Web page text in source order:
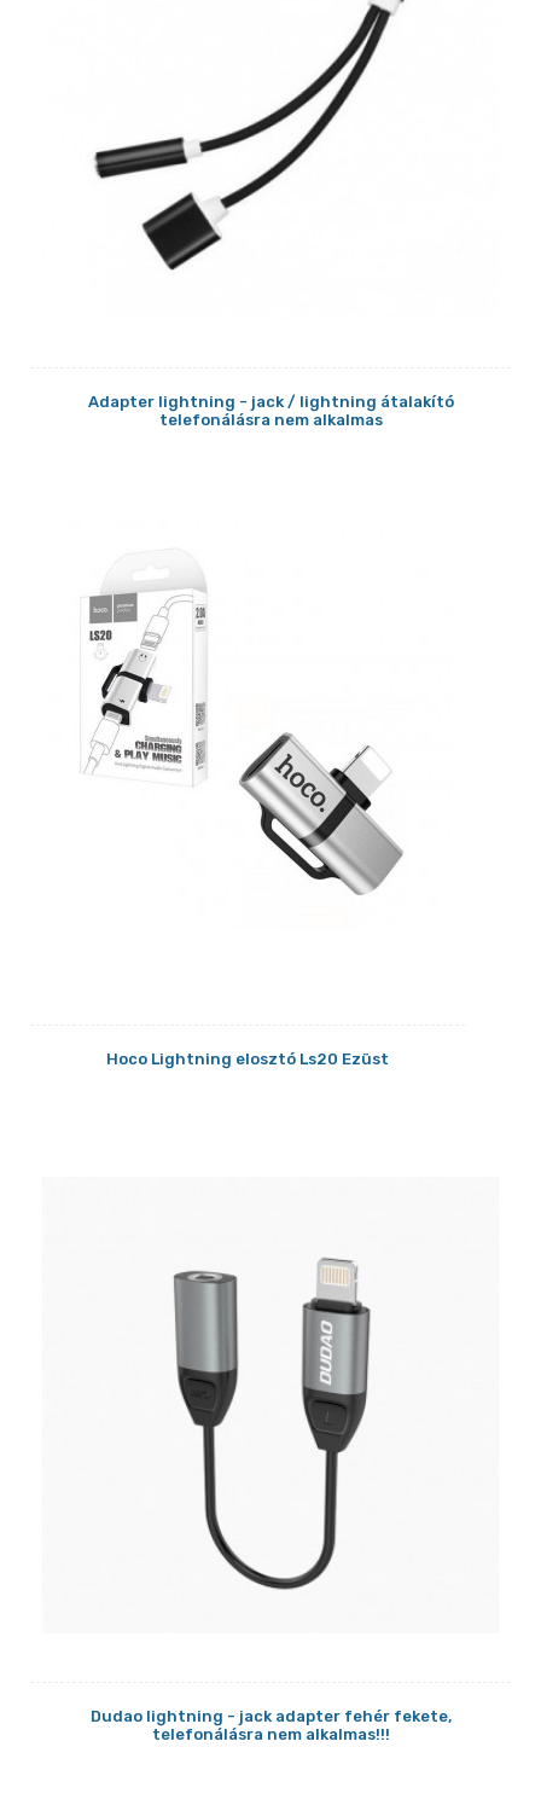
Adapter lightning - jack / lightning átalakító
telefonálásra nem alkalmas
Hoco Lightning elosztó Ls20 Ezüst
Dudao lightning - jack adapter fehér fekete,
telefonálásra nem alkalmas!!!